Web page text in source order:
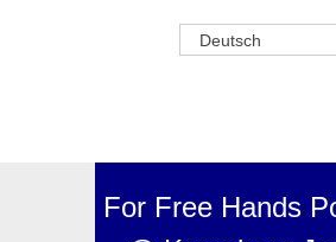
Deutsch
For Free Hands